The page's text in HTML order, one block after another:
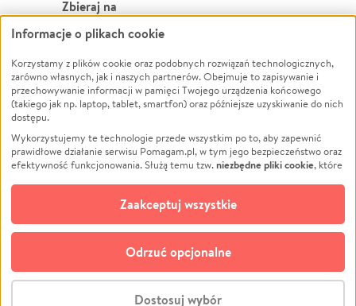
Zbieraj na
Leczenie
Zwierzęta
Pożar
Ukraina
Pomoc Finansowa
Projekty
Pogrzeb
Społeczność lokalna
Kultura
Powódź
Wichura
NGO
Edukacja
Podróż
Impreza
Ochrona środowiska
Biznes
© CROWDING SP. Z O.O.
Informacje o plikach cookie
Korzystamy z plików cookie oraz podobnych rozwiązań technologicznych,
zarówno własnych, jak i naszych partnerów. Obejmuje to zapisywanie i
przechowywanie informacji w pamięci Twojego urządzenia końcowego
(takiego jak np. laptop, tablet, smartfon) oraz późniejsze uzyskiwanie do nich
dostępu.
Wykorzystujemy te technologie przede wszystkim po to, aby zapewnić
prawidłowe działanie serwisu Pomagam.pl, w tym jego bezpieczeństwo oraz
efektywność funkcjonowania. Służą temu tzw.niezbędne pliki cookie, które
opcjonalnych plików cookie
technologii do celów analitycznych i retargetingowych. Możesz wyrazić
zgodę na ich stosowanie lub jej odmówić. W dowolnym momencie masz
możliwość zmiany swoich preferencji na stronie „Zarządzaj zgodami cookie”,
do której link znajdziesz w stopce serwisu Pomagam.pl. Opcjonalne pliki
cookie wykorzystywane są w następujących celach:
działanie serwisu Pomagam.pl. Dzięki nim możemy zrozumieć, jak
Dostosuj wybór
Odrzuć opcjonalne
Zaakceptuj wszystkie